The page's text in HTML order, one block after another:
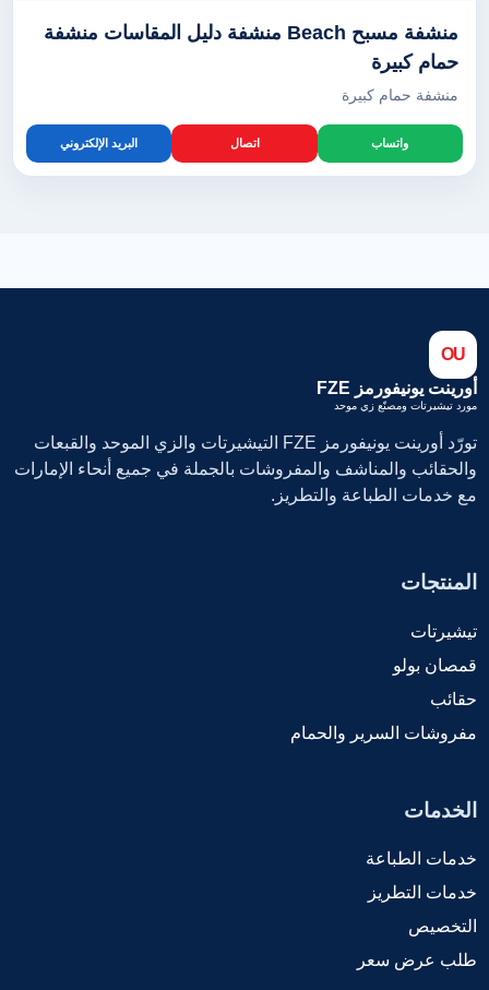
منشفة مسبح Beach منشفة دليل المقاسات منشفة
حمام كبيرة
منشفة حمام كبيرة
واتساب اتصال البريد الإلكتروني
OU
أورينت يونيفورمز FZE
مورد تيشيرتات ومصنّع زي موحد
تورّد أورينت يونيفورمز FZE التيشيرتات والزي الموحد والقبعات
والحقائب والمناشف والمفروشات بالجملة في جميع أنحاء الإمارات
مع خدمات الطباعة والتطريز.
المنتجات
تيشيرتات
قمصان بولو
حقائب
مفروشات السرير والحمام
الخدمات
خدمات الطباعة
خدمات التطريز
التخصيص
طلب عرض سعر